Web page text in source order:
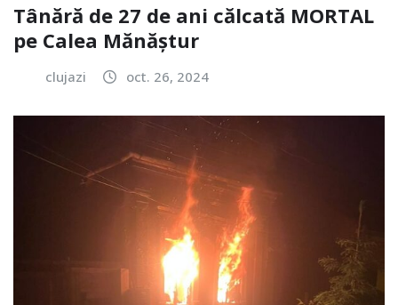
Tânără de 27 de ani călcată MORTAL
pe Calea Mănăștur
clujazi oct. 26, 2024